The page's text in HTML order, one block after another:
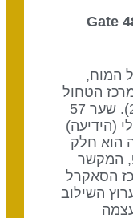
הטחול
(שער 57) למרכז הגרון (שער 20). שער 57
(הידיעה)
חלק
המקשר
57) למרכז הסאקרל
מערוץ השילוב